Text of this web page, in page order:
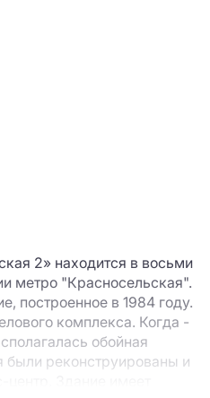
2» находится в восьми
метро "Красносельская".
построенное в 1984 году.
комплекса. Когда -
обойная
были реконструированы и